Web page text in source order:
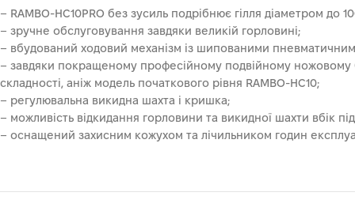
– RAMBO-HC10PRO без зусиль подрібнює гілля діаметром до
– зручне обслуговування завдяки великій горловині;
– вбудований ходовий механізм із шипованими
– завдяки покращеному професійному подвійному ножовому
складності, аніж модель початкового рівня RAMBO-HC10;
– регулювальна викидна шахта і кришка;
– можливість відкидання горловини та викидної шахти вбік
– оснащений захисним кожухом та лічильником годин